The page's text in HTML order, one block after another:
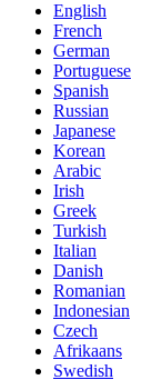
English
French
German
Portuguese
Spanish
Russian
Japanese
Korean
Arabic
Irish
Greek
Turkish
Italian
Danish
Romanian
Indonesian
Czech
Afrikaans
Swedish